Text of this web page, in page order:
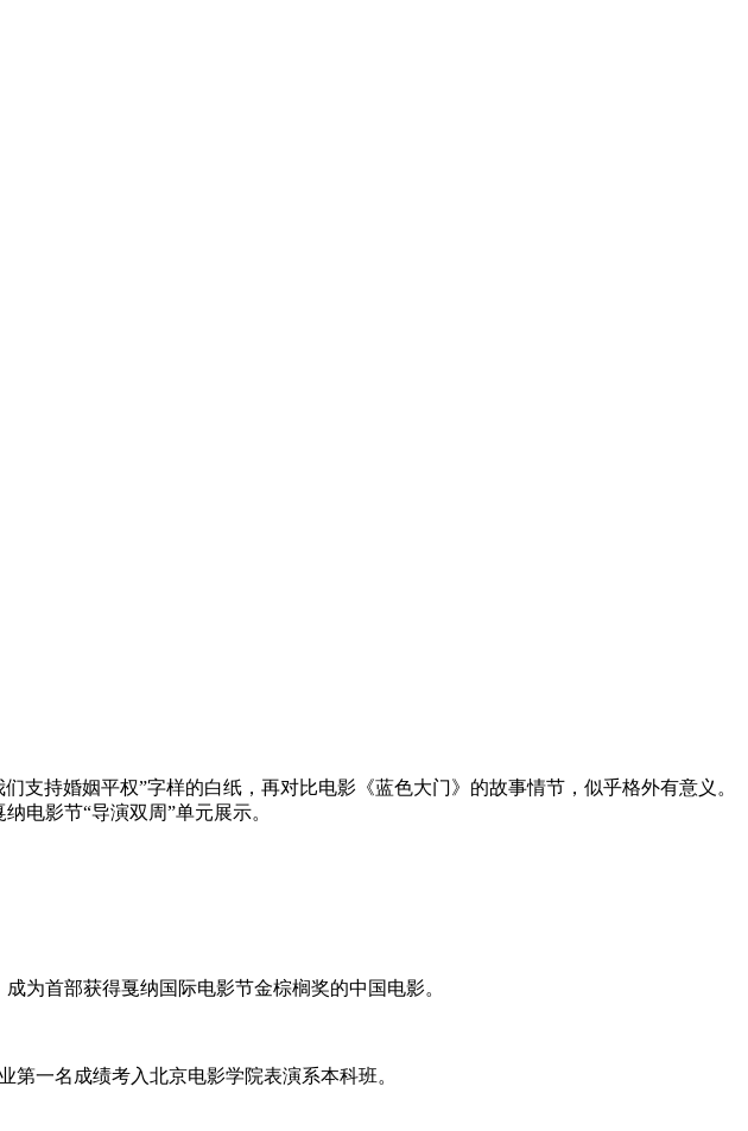
持婚姻平权”字样的白纸，再对比电影《蓝色大门》的故事情节，似乎格外有意义。
电影节“导演双周”单元展示。
为首部获得戛纳国际电影节金棕榈奖的中国电影。
第一名成绩考入北京电影学院表演系本科班。